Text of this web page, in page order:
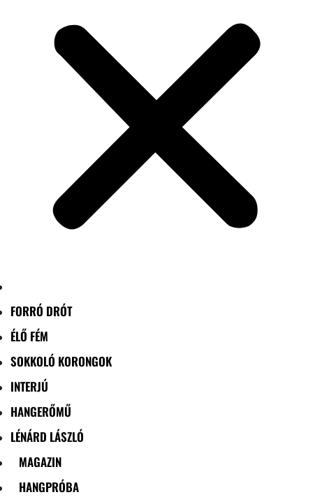
FORRÓ DRÓT
ÉLŐ FÉM
SOKKOLÓ KORONGOK
INTERJÚ
HANGERŐMŰ
LÉNÁRD LÁSZLÓ
MAGAZIN
HANGPRÓBA